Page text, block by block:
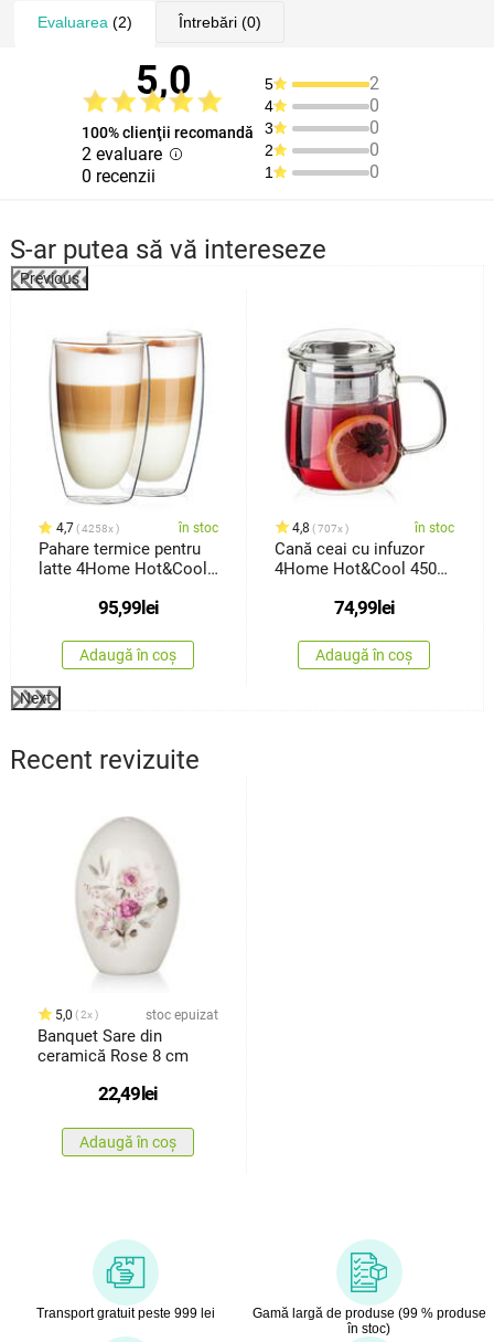
Evaluarea (2) Întrebări(0)
5,0
100% clienţii recomandă
2 evaluare
0 recenzii
5 2
4 0
3 0
2 0
1 0
S-ar putea să vă intereseze
Previous
4,7 4258x în stoc
Pahare termice pentru
latte 4Home Hot&Cool
95,99lei
Adaugă în coș
4,8 707x în stoc
Cană ceai cu infuzor
4Home Hot&Cool 450
74,99lei
Adaugă în coș
Next
Recent revizuite
5,0 2x stoc epuizat
Banquet Sare din
ceramică Rose 8 cm
22,49 lei
Adaugă în coș
Transport gratuit peste 999 lei
Gamă largă de produse (99 % produse
în stoc)